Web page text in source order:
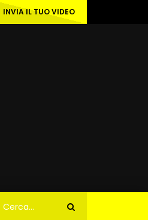
INVIA IL TUO VIDEO